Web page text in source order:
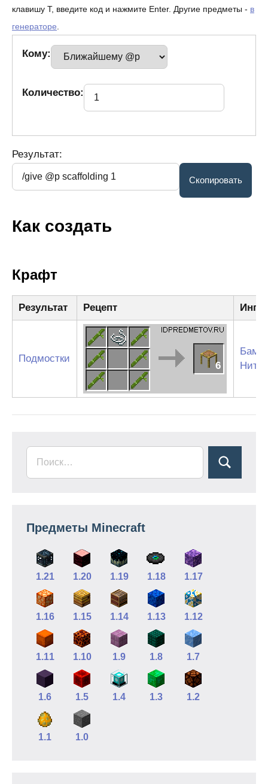
клавишу T, введите код и нажмите Enter. Другие предметы - в
генераторе.
Кому:
Количество:
Результат:
Как создать
Крафт
Результат Рецепт
Подмостки
6
Нить
Предметы Minecraft
1.21 1.20 1.19 1.18 1.17
1.16 1.15 1.14 1.13 1.12
1.11 1.10 1.9 1.8 1.7
1.6 1.5 1.4 1.3 1.2
1.1 1.0